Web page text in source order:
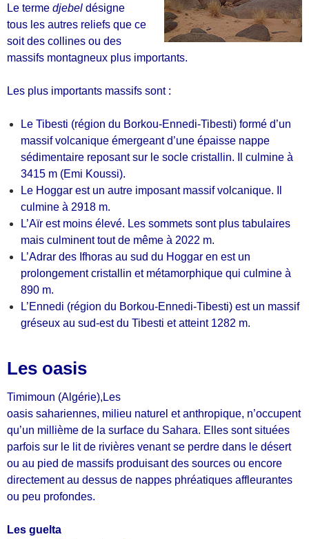
Le terme djebel désigne
tous les autres reliefs que ce
soit des collines ou des
massifs montagneux plus importants.
Les plus importants massifs sont :
Le Tibesti (région du Borkou-Ennedi-Tibesti) formé d’un
massif volcanique émergeant d’une épaisse nappe
sédimentaire reposant sur le socle cristallin. Il culmine à
3415 m (Emi Koussi).
Le Hoggar est un autre imposant massif volcanique. Il
culmine à 2918 m.
L’Aïr est moins élevé. Les sommets sont plus tabulaires
mais culminent tout de même à 2022 m.
L’Adrar des Ifhoras au sud du Hoggar en est un
prolongement cristallin et métamorphique qui culmine à
890 m.
L’Ennedi (région du Borkou-Ennedi-Tibesti) est un massif
gréseux au sud-est du Tibesti et atteint 1282 m.
Les oasis
Timimoun (Algérie),Les
oasis sahariennes, milieu naturel et anthropique, n’occupent
qu’un millième de la surface du Sahara. Elles sont situées
parfois sur le lit de rivières venant se perdre dans le désert
ou au pied de massifs produisant des sources ou encore
directement au dessus de nappes phréatiques affleurantes
ou peu profondes.
Les guelta